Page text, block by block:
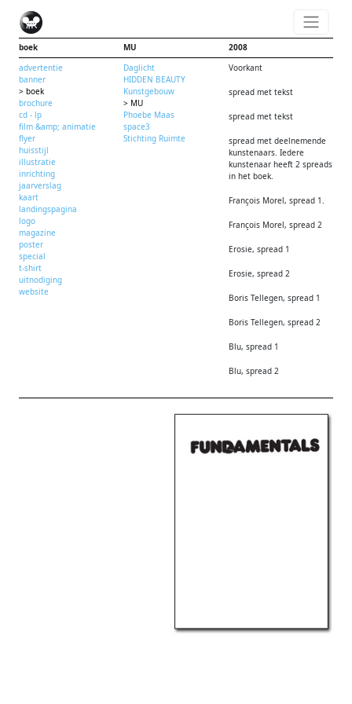
boek MU
2008
advertentie
banner
> boek
brochure
cd - lp
film &amp; animatie
flyer
huisstijl
illustratie
inrichting
jaarverslag
kaart
landingspagina
logo
magazine
poster
special
t-shirt
uitnodiging
website
Daglicht
HIDDEN BEAUTY
Kunstgebouw
> MU
Phoebe Maas
space3
Stichting Ruimte
Voorkant
spread met tekst
spread met tekst
spread met deelnemende
kunstenaars. Iedere
kunstenaar heeft 2 spreads
in het boek.
François Morel, spread 1.
François Morel, spread 2
Erosie, spread 1
Erosie, spread 2
Boris Tellegen, spread 1
Boris Tellegen, spread 2
Blu, spread 1
Blu, spread 2